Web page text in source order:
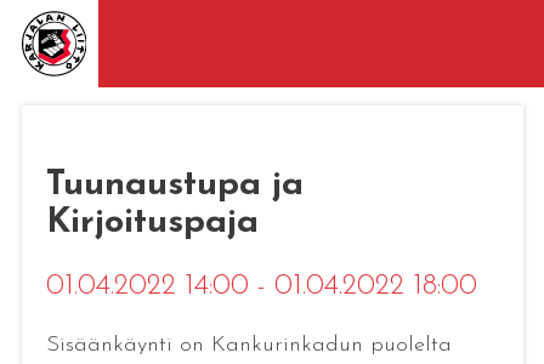
Tuunaustupa ja
Kirjoituspaja
01.04.2022 14:00 - 01.04.2022 18:00
Sisäänkäynti on Kankurinkadun puolelta